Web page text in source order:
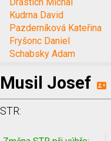
Kudrna David
Pazderníková Kateřina
Fryšonc Daniel
Schabsky Adam
Musil Josef
STR: